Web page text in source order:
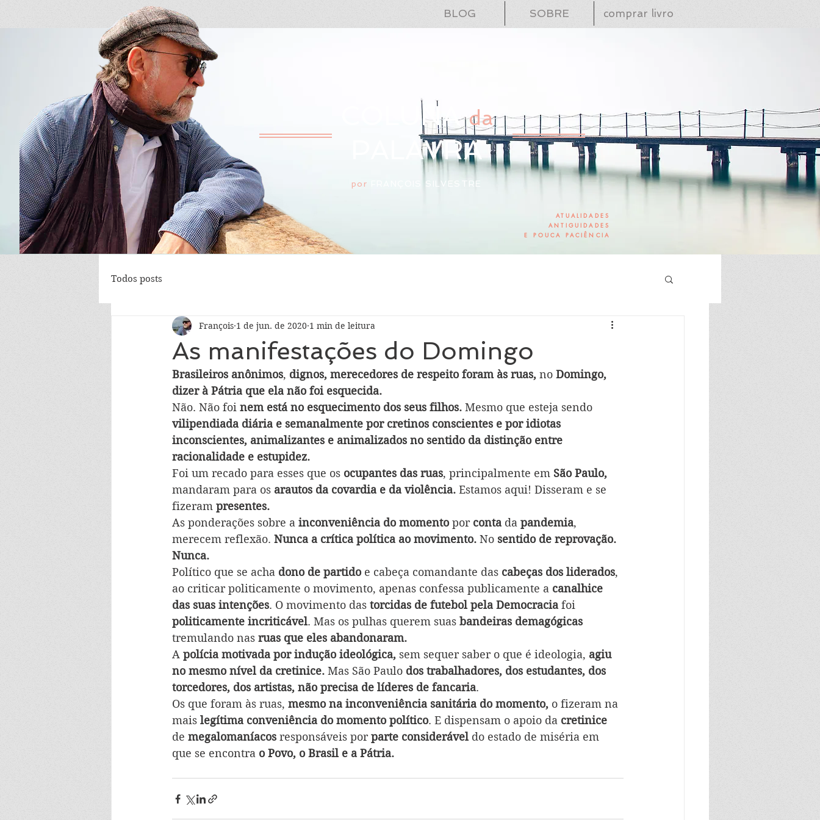
BLOG SOBRE comprar livro
COLUNAda
PALAVRA
por FRANÇOIS SILVESTRE
ATUALIDADES
ANTIGUIDADES
E POUCA PACIÊNCIA
Todos posts
As manifestações do Domingo
François 1 de jun. de 2020 1 min de leitura
Brasileiros anônimos, dignos, merecedores de respeito foram às ruas, no Domingo,
dizer à Pátria que ela não foi esquecida.
Não. Não foi nem está no esquecimento dos seus filhos. Mesmo que esteja sendo
vilipendiada diária e semanalmente por cretinos conscientes e por idiotas
inconscientes, animalizantes e animalizados no sentido da distinção entre
racionalidade e estupidez.
Foi um recado para esses que os ocupantes das ruas, principalmente em São Paulo,
mandaram para os arautos da covardia e da violência. Estamos aqui! Disseram e se
fizeram presentes.
As ponderações sobre a inconveniência do momento por conta da pandemia,
merecem reflexão. Nunca a crítica política ao movimento. No sentido de reprovação.
Nunca.
Político que se acha dono de partido e cabeça comandante das cabeças dos liderados,
ao criticar politicamente o movimento, apenas confessa publicamente a canalhice
das suas intenções. O movimento das torcidas de futebol pela Democracia foi
politicamente incriticável. Mas os pulhas querem suas bandeiras demagógicas
tremulando nas ruas que eles abandonaram.
A polícia motivada por indução ideológica, sem sequer saber o que é ideologia, agiu
no mesmo nível da cretinice. Mas São Paulo dos trabalhadores, dos estudantes, dos
torcedores, dos artistas, não precisa de líderes de fancaria.
Os que foram às ruas, mesmo na inconveniência sanitária do momento, o fizeram na
mais legítima conveniência do momento político. E dispensam o apoio da cretinice
de megalomaníacos responsáveis por parte considerável do estado de miséria em
que se encontra o Povo, o Brasil e a Pátria.